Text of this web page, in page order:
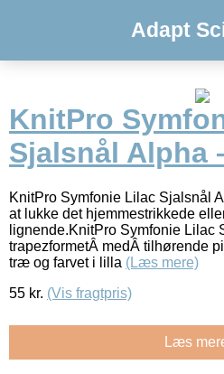
Adapt
KnitPro
Sjalsnål Alpha
KnitPro Symfonie Lilac Sjalsnål
at lukke det hjemmestrikkede
lignende.KnitPro Symfonie Lilac
trapezformetÂ medÂ tilhørende
træ og farvet i lilla (Læs mere)
55 kr. (Vis fragtpris)
Læs